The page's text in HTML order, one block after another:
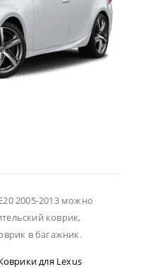
2005-2013 можно
коврик,
в багажник.
для Lexus